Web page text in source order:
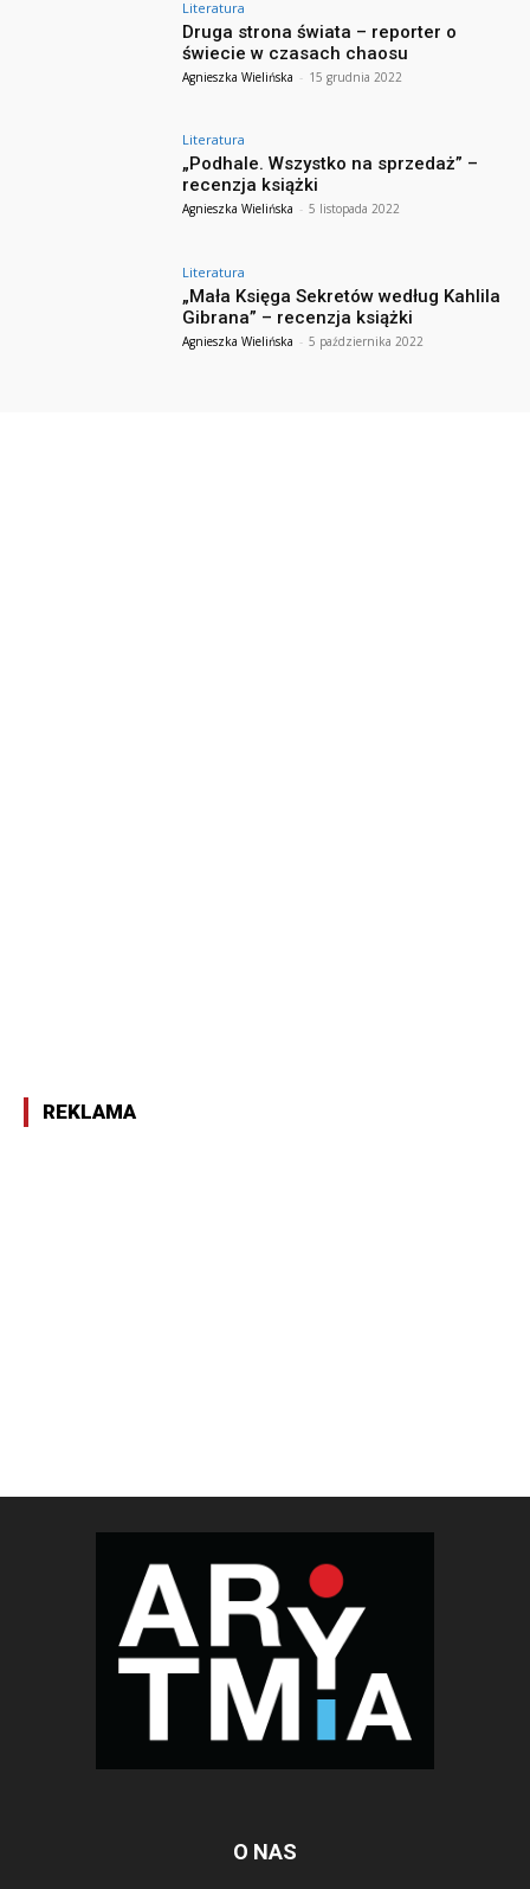
Literatura
Druga strona świata – reporter o
świecie w czasach chaosu
Agnieszka Wielińska - 15 grudnia 2022
Literatura
„Podhale. Wszystko na sprzedaż” –
recenzja książki
Agnieszka Wielińska - 5 listopada 2022
Literatura
„Mała Księga Sekretów według Kahlila
Gibrana” – recenzja książki
Agnieszka Wielińska - 5 października 2022
REKLAMA
O NAS